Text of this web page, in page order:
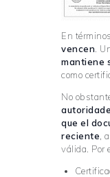
En
vencen .
mantiene
como
No
que el
reciente ,
válida. Por